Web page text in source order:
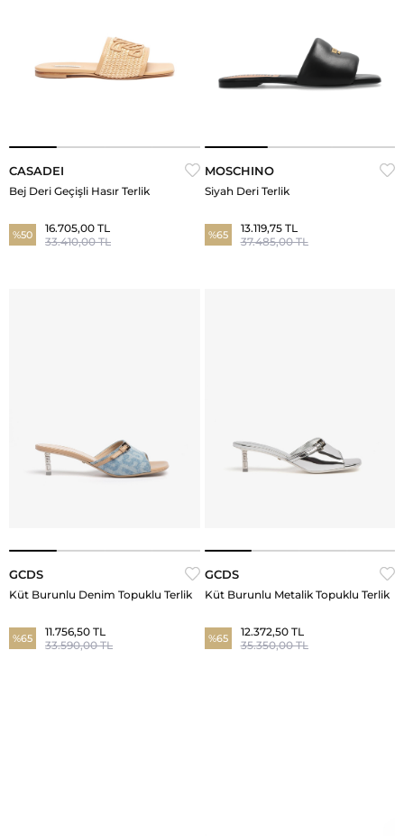
CASADEI
Bej Deri Geçişli Hasır Terlik
%50
16.705,00 TL
33.410,00 TL
MOSCHINO
Siyah Deri Terlik
%65
13.119,75 TL
37.485,00 TL
GCDS
Küt Burunlu Denim Topuklu Terlik
%65
11.756,50 TL
33.590,00 TL
GCDS
Küt Burunlu Metalik Topuklu Terlik
%65
12.372,50 TL
35.350,00 TL